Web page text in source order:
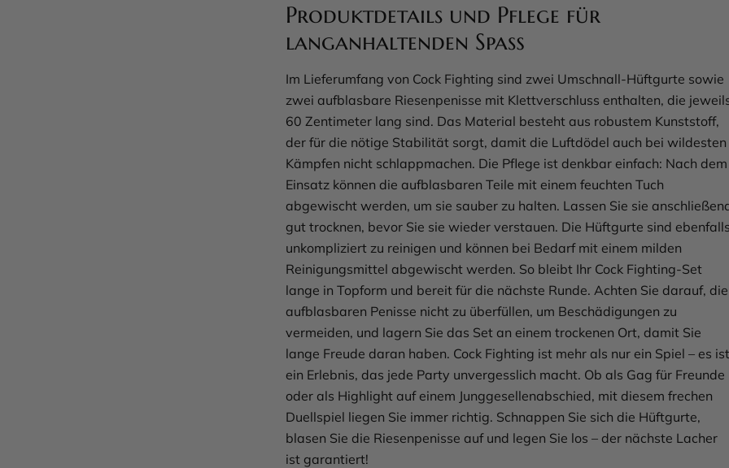
Produktdetails und Pflege für
langanhaltenden Spaß
Im Lieferumfang von Cock Fighting sind zwei Umschnall-Hüftgurte sowie
zwei aufblasbare Riesenpenisse mit Klettverschluss enthalten, die
60 Zentimeter lang sind. Das Material besteht aus robustem Kunststoff,
der für die nötige Stabilität sorgt, damit die Luftdödel auch bei wildesten
Kämpfen nicht schlappmachen. Die Pflege ist denkbar einfach: Nach dem
Einsatz können die aufblasbaren Teile mit einem feuchten Tuch
abgewischt werden, um sie sauber zu halten. Lassen Sie sie
gut trocknen, bevor Sie sie wieder verstauen. Die Hüftgurte sind ebenfalls
unkompliziert zu reinigen und können bei Bedarf mit einem milden
Reinigungsmittel abgewischt werden. So bleibt Ihr Cock Fighting-Set
lange in Topform und bereit für die nächste Runde. Achten Sie darauf, die
aufblasbaren Penisse nicht zu überfüllen, um Beschädigungen zu
vermeiden, und lagern Sie das Set an einem trockenen Ort, damit Sie
lange Freude daran haben. Cock Fighting ist mehr als nur ein Spiel – es ist
ein Erlebnis, das jede Party unvergesslich macht. Ob als Gag für Freunde
oder als Highlight auf einem Junggesellenabschied, mit diesem frechen
Duellspiel liegen Sie immer richtig. Schnappen Sie sich die Hüftgurte,
blasen Sie die Riesenpenisse auf und legen Sie los – der nächste Lacher
ist garantiert!